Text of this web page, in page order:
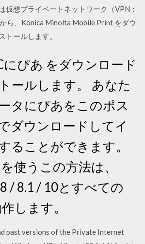
仮想プライベートネットワーク（VPN：
ら、Konica Minolta Mobile Print をダウ
トールします。
にぴあ をダウンロード
ールします。 あなた
タにぴあをこのポス
ダウンロードしてイ
ることができます。
使うこの方法は、
/ 8.1 / 10とすべての
します。
past versions of the Private Internet